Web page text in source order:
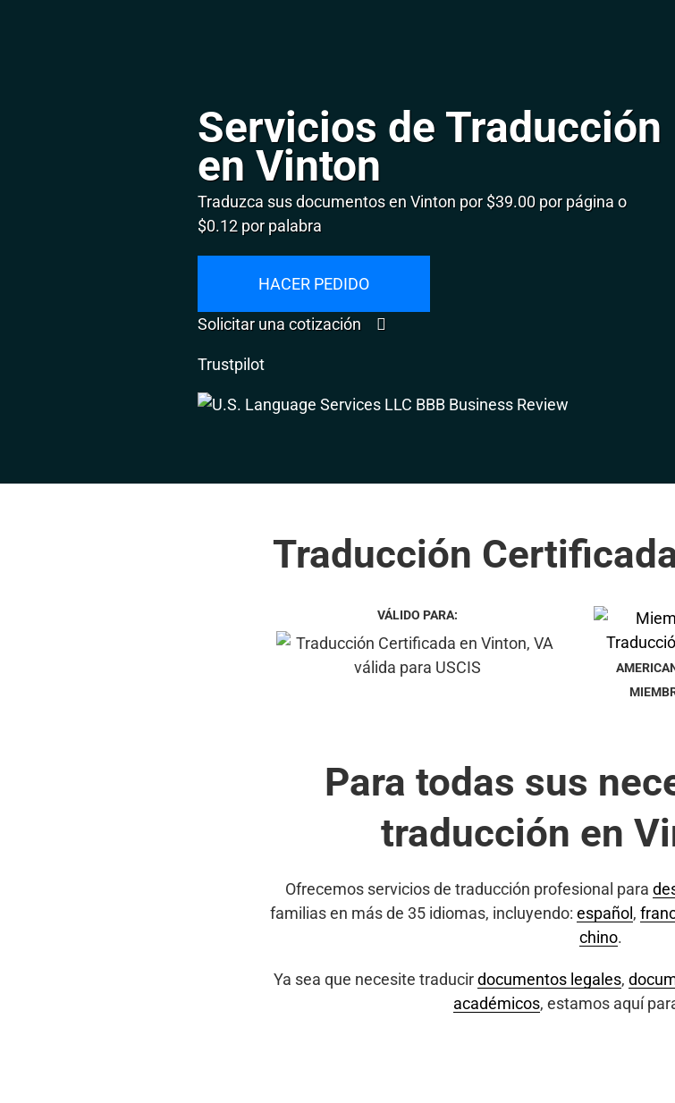
Servicios de Traducción
en Vinton
Traduzca sus documentos en Vinton por $39.00 por página o
$0.12 por palabra
HACER PEDIDO
Solicitar una cotización
Trustpilot
Traducción
VÁLIDO PARA:
Para todas sus
traducción en
Ofrecemos servicios de traducción profesional para
familias en más de 35 idiomas, incluyendo: español ,
chino.
Ya sea que necesite traducirdocumentos legales,
académicos, estamos aquí